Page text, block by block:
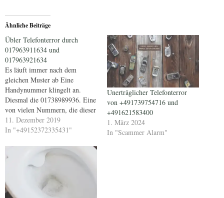
Ähnliche Beiträge
Übler Telefonterror durch
017963911634 und
017963921634
Es läuft immer nach dem
gleichen Muster ab Eine
Handynummer klingelt an.
Diesmal die 01738989936. Eine
von vielen Nummern, die dieser
Tage anrufen. Man erreicht das
Telefon nicht, weil man gerade
dran ist, wird meistens
aufgelegt. Wenn man
zurückruft, heisst es, kein
Anschluss unter dieser…
11. Dezember 2019
In "+49152372335431"
Unerträglicher Telefonterror
von +491739754716 und
+491621583400
1. März 2024
In "Scammer Alarm"